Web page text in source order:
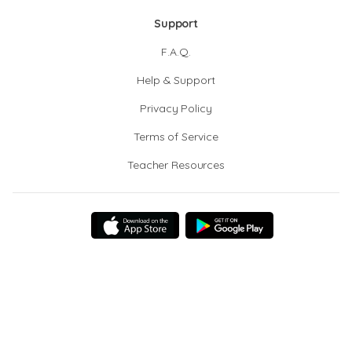
Support
F.A.Q.
Help & Support
Privacy Policy
Terms of Service
Teacher Resources